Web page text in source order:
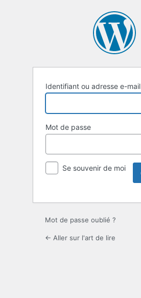
Identifiant ou adresse e-mail
Mot de passe
Se souvenir de moi
Mot de passe oublié ?
← Aller sur l'art de lire